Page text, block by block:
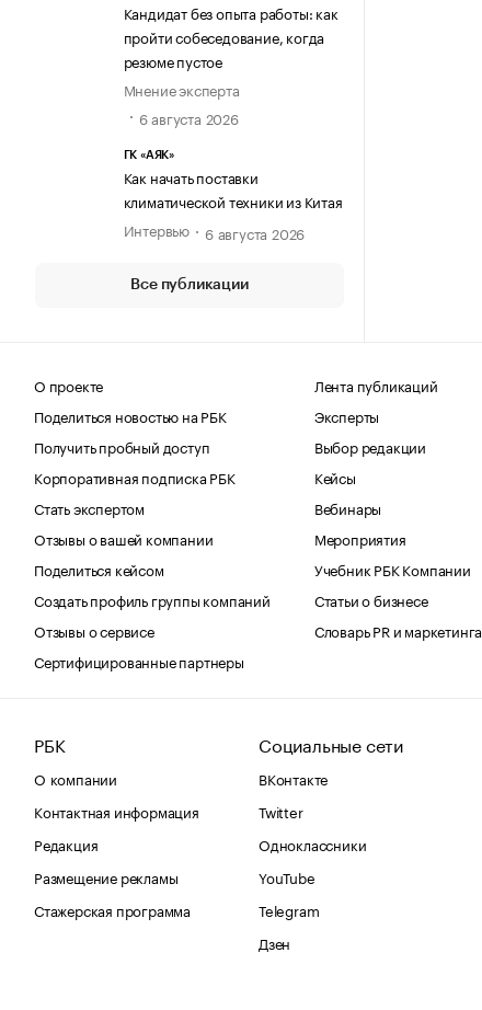
Кандидат без опыта работы: как
пройти собеседование, когда
резюме пустое
Мнение эксперта
6 августа 2026
ГК «АЯК»
Как начать поставки
климатической техники из Китая
Интервью
6 августа 2026
Все публикации
О проекте
Поделиться новостью на РБК
Получить пробный доступ
Корпоративная подписка РБК
Стать экспертом
Отзывы о вашей компании
Поделиться кейсом
Создать профиль группы компаний
Отзывы о сервисе
Сертифицированные партнеры
Лента публикаций
Эксперты
Выбор редакции
Кейсы
Вебинары
Мероприятия
Учебник РБК Компании
Статьи о бизнесе
Словарь PR и маркетинга
РБК
О компании
Контактная информация
Редакция
Размещение рекламы
Стажерская программа
Социальные сети
ВКонтакте
Twitter
Одноклассники
YouTube
Telegram
Дзен